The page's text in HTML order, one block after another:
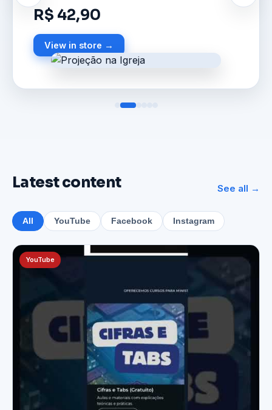
R$ 42,90
View in store →
Latest content See all →
All YouTube Facebook Instagram
YouTube